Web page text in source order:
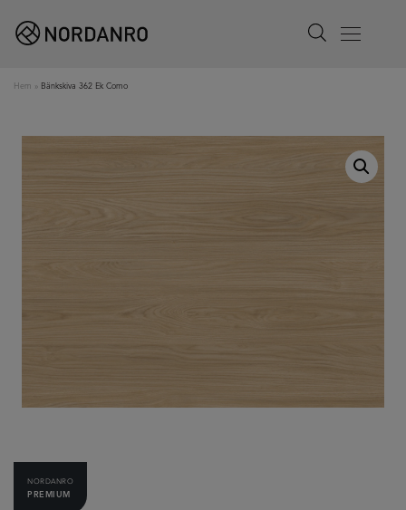
Search
Menu
Hem » Bänkskiva 362 Ek Como
NORDANRO
PREMIUM